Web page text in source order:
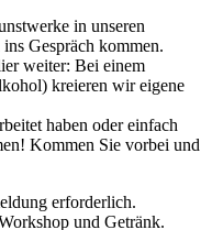
in unseren
Gespräch kommen.
weiter: Bei einem
kreieren wir eigene
haben oder einfach
Kommen Sie vorbei und
erforderlich.
und Getränk.